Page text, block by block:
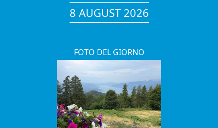
8 AUGUST 2026
FOTO DEL GIORNO